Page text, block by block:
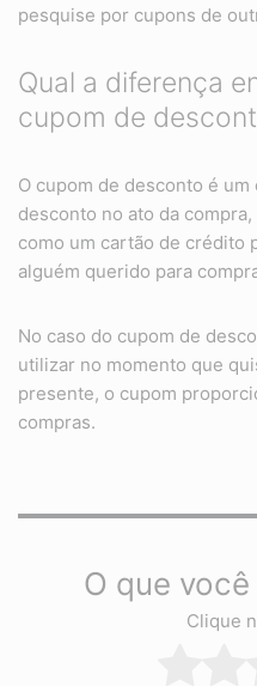
pesquise por cupons de
Qual a diferença
cupom de
O cupom de desconto é
desconto no ato da
como um cartão de crédito
alguém querido para
No caso do cupom de
utilizar no momento que
presente, o cupom
compras.
O que
Clique